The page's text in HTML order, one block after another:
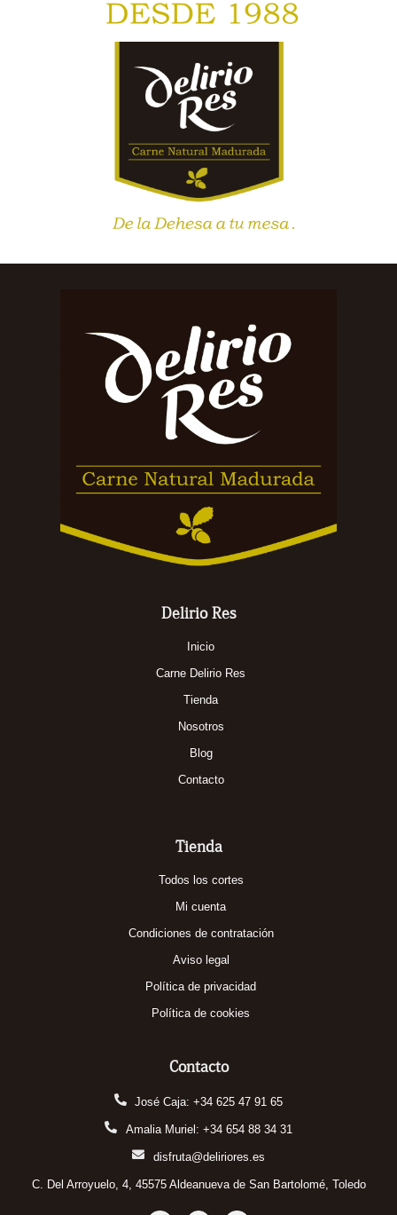
Delirio Res
Inicio
Carne Delirio Res
Tienda
Nosotros
Blog
Contacto
Tienda
Todos los cortes
Mi cuenta
Condiciones de contratación
Aviso legal
Política de privacidad
Política de cookies
Contacto
José Caja: +34 625 47 91 65
Amalia Muriel: +34 654 88 34 31
disfruta@deliriores.es
C. Del Arroyuelo, 4, 45575 Aldeanueva de San Bartolomé, Toledo